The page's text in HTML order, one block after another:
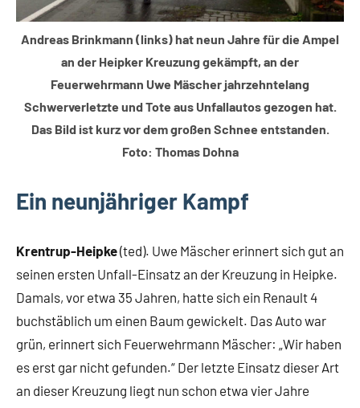
Andreas Brinkmann (links) hat neun Jahre für die Ampel
an der Heipker Kreuzung gekämpft, an der
Feuerwehrmann Uwe Mäscher jahrzehntelang
Schwerverletzte und Tote aus Unfallautos gezogen hat.
Das Bild ist kurz vor dem großen Schnee entstanden.
Foto: Thomas Dohna
Ein neunjähriger Kampf
Krentrup-Heipke(ted). Uwe Mäscher erinnert sich gut an
seinen ersten Unfall-Einsatz an der Kreuzung in Heipke.
Damals, vor etwa 35 Jahren, hatte sich ein Renault 4
buchstäblich um einen Baum gewickelt. Das Auto war
grün, erinnert sich Feuerwehrmann Mäscher: „Wir haben
es erst gar nicht gefunden.“ Der letzte Einsatz dieser Art
an dieser Kreuzung liegt nun schon etwa vier Jahre